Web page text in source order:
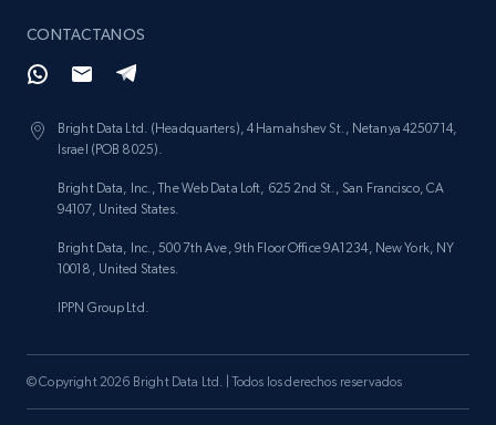
CONTACTANOS
Bright Data Ltd. (Headquarters), 4 Hamahshev St., Netanya 4250714,
Israel (POB 8025).
Bright Data, Inc., The Web Data Loft, 625 2nd St., San Francisco, CA
94107, United States.
Bright Data, Inc., 500 7th Ave, 9th Floor Office 9A1234, New York, NY
10018, United States.
IPPN Group Ltd.
© Copyright 2026 Bright Data Ltd. | Todos los derechos reservados